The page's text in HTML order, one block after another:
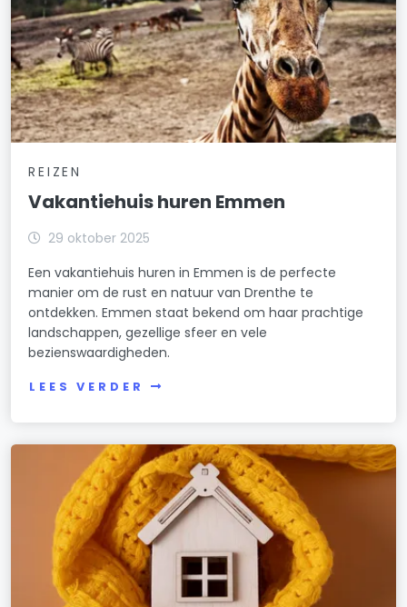
REIZEN
Vakantiehuis huren Emmen
29 oktober 2025
Een vakantiehuis huren in Emmen is de perfecte
manier om de rust en natuur van Drenthe te
ontdekken. Emmen staat bekend om haar prachtige
landschappen, gezellige sfeer en vele
bezienswaardigheden.
LEES VERDER